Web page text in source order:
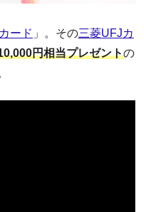
ード 」。その三菱UFJカ
円相当プレゼントの